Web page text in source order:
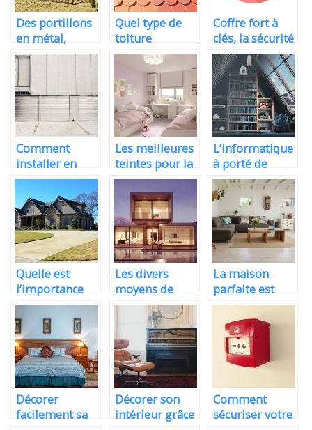
Des portillons
en métal,
aluminium ou
pvc, la sécurité
par un
professionnel
Quel type de
toiture
convient à
votre maison ?
Coffre fort à
clés, la sécurité
renforcée de
vos clés
Comment
installer en
toute sécurité
la porte de
votre garage?
Les meilleures
teintes pour la
chambre des
filles
L’informatique
à porté de
main pour la
décoration
Quelle est
l’importance
d’une
estimation
immobilière ?
Les divers
moyens de
mettre en
valeur son
immobilier
La maison
parfaite est
celle qui a été
bien fondée
Décorer
facilement sa
Décorer son
intérieur grâce
Comment
sécuriser votre